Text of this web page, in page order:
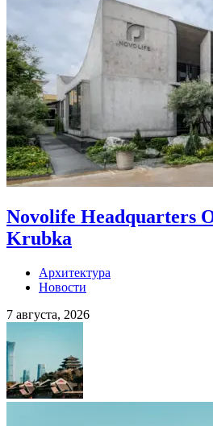
Novolife Headquarters
Krubka
Архитектура
Новости
7 августа, 2026